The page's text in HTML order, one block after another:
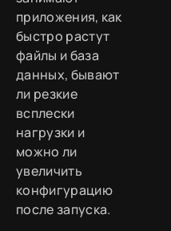
приложения, как
быстро растут
файлы и база
данных, бывают
ли резкие
всплески
нагрузки и
можно ли
увеличить
конфигурацию
после запуска.